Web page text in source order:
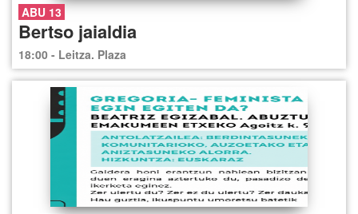
ABU 13
Bertso jaialdia
18:00 - Leitza. Plaza